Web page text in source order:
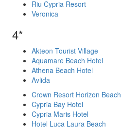
Riu Cypria Resort
Veronica
4*
Akteon Tourist Village
Aquamare Beach Hotel
Athena Beach Hotel
Avlida
Crown Resort Horizon Beach
Cypria Bay Hotel
Cypria Maris Hotel
Hotel Luca Laura Beach